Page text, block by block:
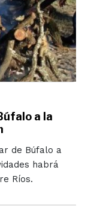
a la
de Búfalo a
habrá
Ríos.